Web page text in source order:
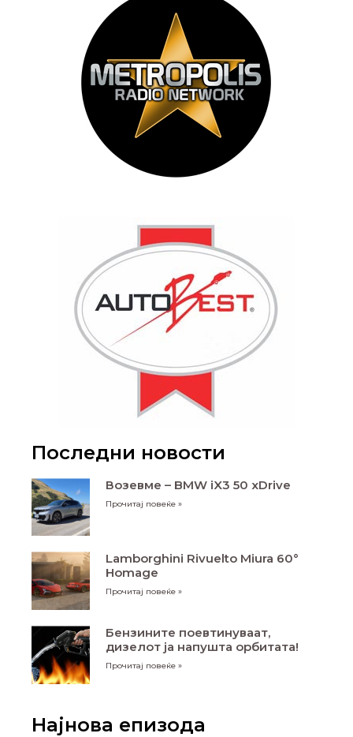
Последни новости
Возевме – BMW iX3 50 xDrive
Прочитај повеќе »
Lamborghini Rivuelto Miura 60°
Homage
Прочитај повеќе »
Бензините поевтинуваат,
дизелот ја напушта орбитата!
Прочитај повеќе »
Најнова епизода